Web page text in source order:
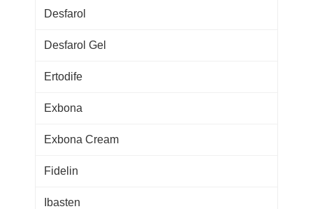
Desfarol
Desfarol Gel
Ertodife
Exbona
Exbona Cream
Fidelin
Ibasten